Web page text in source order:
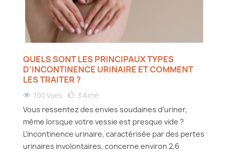
QUELS SONT LES PRINCIPAUX TYPES
D’INCONTINENCE URINAIRE ET COMMENT
LES TRAITER ?
700 Vues 3Aimé
Vous ressentez des envies soudaines d’uriner,
même lorsque votre vessie est presque vide ?
L’incontinence urinaire, caractérisée par des pertes
urinaires involontaires, concerne environ 2,6